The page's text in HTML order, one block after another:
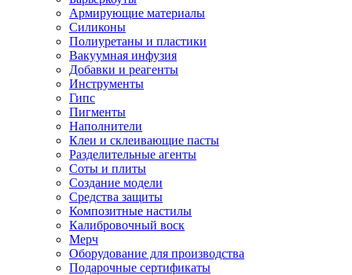
Армирующие материалы
Силиконы
Полиуретаны и пластики
Вакуумная инфузия
Добавки и реагенты
Инструменты
Гипс
Пигменты
Наполнители
Клеи и склеивающие пасты
Разделительные агенты
Соты и плиты
Создание модели
Средства защиты
Композитные настилы
Калибровочный воск
Мерч
Оборудование для производства
Подарочные сертификаты